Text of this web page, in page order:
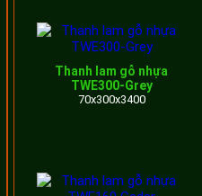
Ngoài việc khắc phục
giả gỗ WPCcòn rất đa
vậy rất phù hợp cho nhu
Thanh lam gỗ nhựa
TWE300-Grey
70x300x3400